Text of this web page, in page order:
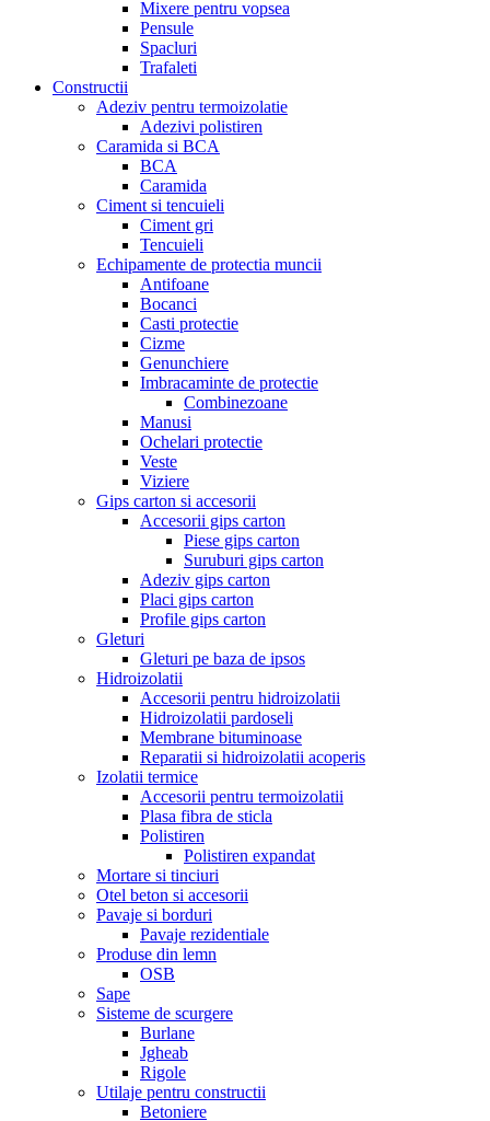
Mixere pentru vopsea
Pensule
Spacluri
Trafaleti
Constructii
Adeziv pentru termoizolatie
Adezivi polistiren
Caramida si BCA
BCA
Caramida
Ciment si tencuieli
Ciment gri
Tencuieli
Echipamente de protectia muncii
Antifoane
Bocanci
Casti protectie
Cizme
Genunchiere
Imbracaminte de protectie
Combinezoane
Manusi
Ochelari protectie
Veste
Viziere
Gips carton si accesorii
Accesorii gips carton
Piese gips carton
Suruburi gips carton
Adeziv gips carton
Placi gips carton
Profile gips carton
Gleturi
Gleturi pe baza de ipsos
Hidroizolatii
Accesorii pentru hidroizolatii
Hidroizolatii pardoseli
Membrane bituminoase
Reparatii si hidroizolatii acoperis
Izolatii termice
Accesorii pentru termoizolatii
Plasa fibra de sticla
Polistiren
Polistiren expandat
Mortare si tinciuri
Otel beton si accesorii
Pavaje si borduri
Pavaje rezidentiale
Produse din lemn
OSB
Sape
Sisteme de scurgere
Burlane
Jgheab
Rigole
Utilaje pentru constructii
Betoniere